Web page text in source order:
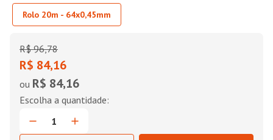
Rolo 20m - 64x0,45mm
R$ 96,78
R$ 84,16
ou R$ 84,16